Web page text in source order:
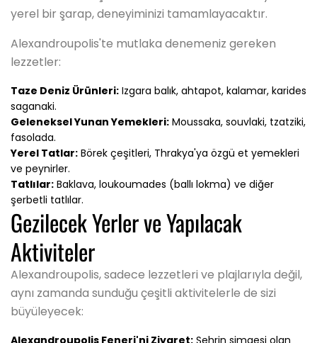
yerel bir şarap, deneyiminizi tamamlayacaktır.
Alexandroupolis'te mutlaka denemeniz gereken
lezzetler:
Taze Deniz Ürünleri: Izgara balık, ahtapot, kalamar, karides
saganaki.
Geleneksel Yunan Yemekleri: Moussaka, souvlaki, tzatziki,
fasolada.
Yerel Tatlar: Börek çeşitleri, Thrakya'ya özgü et yemekleri
ve peynirler.
Tatlılar: Baklava, loukoumades (ballı lokma) ve diğer
şerbetli tatlılar.
Gezilecek Yerler ve Yapılacak
Aktiviteler
Alexandroupolis, sadece lezzetleri ve plajlarıyla değil,
aynı zamanda sunduğu çeşitli aktivitelerle de sizi
büyüleyecek: